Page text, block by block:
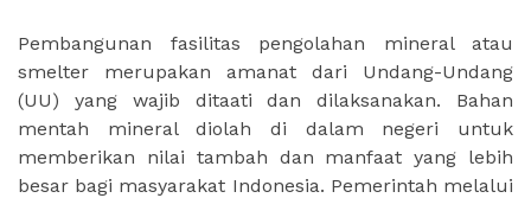
Pembangunan fasilitas pengolahan mineral atau
smelter merupakan amanat dari Undang-Undang
(UU) yang wajib ditaati dan dilaksanakan. Bahan
mentah mineral diolah di dalam negeri untuk
memberikan nilai tambah dan manfaat yang lebih
besar bagi masyarakat Indonesia. Pemerintah melalui